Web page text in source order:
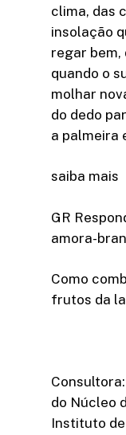
clima, das
insolação
regar bem,
quando o
molhar
do dedo
a palmeira
saiba mais
GR
amora-
Como
frutos da
do Núcleo
Instituto